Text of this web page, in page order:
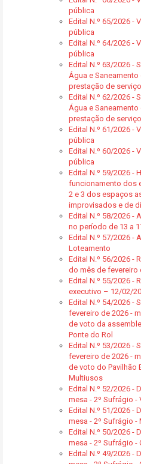
pública
Edital N.º 65/2026 -
pública
Edital N.º 64/2026 -
pública
Edital N.º 63/2026 -
Água e Saneamento
prestação de
Edital N.º 62/2026 -
Água e Saneamento
prestação de
Edital N.º 61/2026 -
pública
Edital N.º 60/2026 -
pública
Edital N.º 59/2026 -
funcionamento dos
2 e 3 dos espaços
improvisados e de
Edital N.º 58/2026 -
no período de 13 a
Edital N.º 57/2026 -
Loteamento
Edital N.º 56/2026 -
do mês de fevereiro
Edital N.º 55/2026 -
executivo – 12/02/
Edital N.º 54/2026 -
fevereiro de 2026 -
de voto da
Ponte do Rol
Edital N.º 53/2026 -
fevereiro de 2026 -
de voto do Pavilhão
Multiusos
Edital N.º 52/2026 -
mesa - 2º Sufrágio -
Edital N.º 51/2026 -
mesa - 2º Sufrágio -
Edital N.º 50/2026 -
mesa - 2º Sufrágio -
Edital N.º 49/2026 -